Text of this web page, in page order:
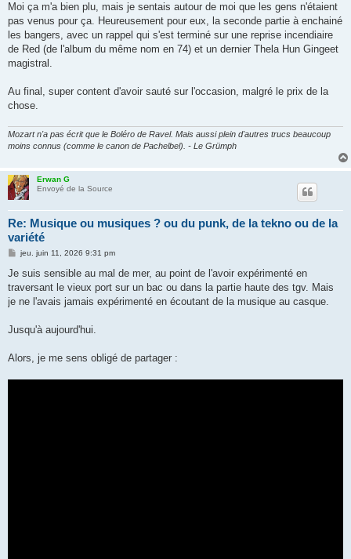
Moi ça m'a bien plu, mais je sentais autour de moi que les gens n'étaient
pas venus pour ça. Heureusement pour eux, la seconde partie à enchainé
les bangers, avec un rappel qui s'est terminé sur une reprise incendiaire
de Red (de l'album du même nom en 74) et un dernier Thela Hun Gingeet
magistral.
Au final, super content d'avoir sauté sur l'occasion, malgré le prix de la
chose.
Mozart n'a pas écrit que le Boléro de Ravel. Mais aussi plein d'autres trucs beaucoup
moins connus (comme le canon de Pachelbel). - Le Grümph
Erwan G
Envoyé de la Source
Re: Musique ou musiques ? ou du punk, de la tekno ou de la
variété
M
s
a
g
jeu. juin 11, 2026 9:31 pm
Je suis sensible au mal de mer, au point de l'avoir expérimenté en
traversant le vieux port sur un bac ou dans la partie haute des tgv. Mais
je ne l'avais jamais expérimenté en écoutant de la musique au casque.
Jusqu'à aujourd'hui.
Alors, je me sens obligé de partager :